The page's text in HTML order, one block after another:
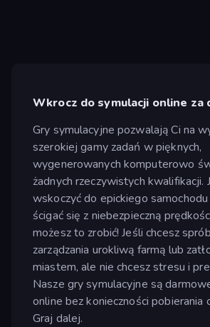
Wkrocz do symulacji online za
Gry symulacyjne pozwalają Ci na
szerokiej gamy zadań w pięknych,
wygenerowanych komputerowo
żadnych rzeczywistych kwalifikacji.
wskoczyć do epickiego
ścigać się z niebezpieczną
możesz to zrobić! Jeśli chcesz
zarządzania urokliwą farmą lub
miastem, ale nie chcesz stresu i
Nasze gry symulacyjne są
online bez konieczności pobierania
Graj dalej.